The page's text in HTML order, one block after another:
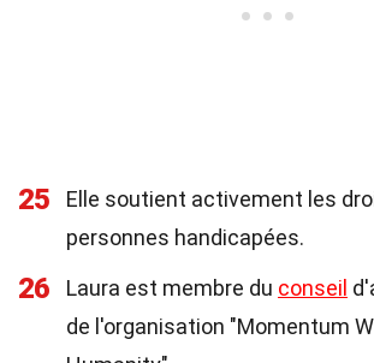
25
Elle soutient activement les
personnes handicapées.
26 Laura est membre du conseil
de l'organisation "Momentum